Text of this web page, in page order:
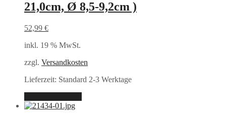
21,0cm, Ø 8,5-9,2cm )
52,99 €
inkl. 19 % MwSt.
zzgl. Versandkosten
Lieferzeit: Standard 2-3 Werktage